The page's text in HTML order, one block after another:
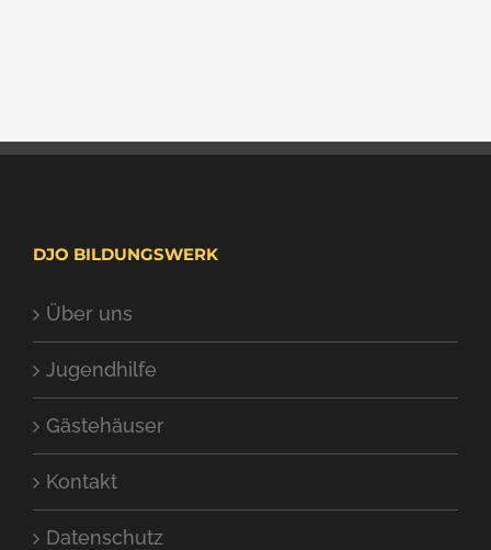
DJO BILDUNGSWERK
Über uns
Jugendhilfe
Gästehäuser
Kontakt
Datenschutz